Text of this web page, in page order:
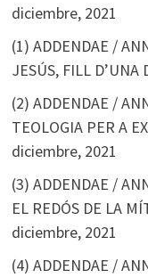
diciembre, 2021
(1) ADDENDAE /
JESÚS, FILL D’UNA
(2) ADDENDAE /
TEOLOGIA PER A
diciembre, 2021
(3) ADDENDAE /
EL REDÓS DE LA
diciembre, 2021
(4) ADDENDAE /